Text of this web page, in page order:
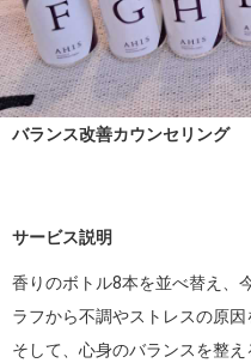
バランス改善カウンセリング
サービス説明
香りのボトル8本を並べ替え、
ラフから不調やストレスの原因
そして、心身のバランスを整